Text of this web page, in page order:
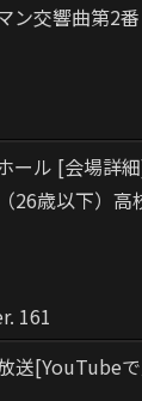
ン交響曲第2
ール [会場詳
歳以下）高
161
送[YouTube